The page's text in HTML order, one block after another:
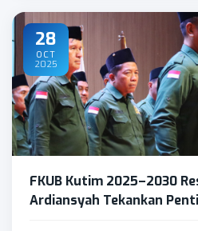
28
OCT
2025
FKUB Kutim 2025–2030
Ardiansyah Tekankan